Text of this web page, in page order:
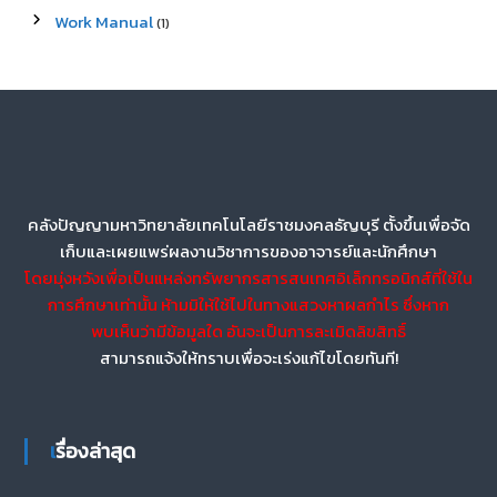
Work Manual(1)
คลังปัญญามหาวิทยาลัยเทคโนโลยีราชมงคลธัญบุรี ตั้งขึ้นเพื่อจัด
เก็บและเผยแพร่ผลงานวิชาการของอาจารย์และนักศึกษา
โดยมุ่งหวังเพื่อเป็นแหล่งทรัพยากรสารสนเทศอิเล็กทรอนิกส์ที่ใช้ใน
การศึกษาเท่านั้น ห้ามมิให้ใช้ไปในทางแสวงหาผลกำไร ซึ่งหาก
พบเห็นว่ามีข้อมูลใด อันจะเป็นการละเมิดลิขสิทธิ์
สามารถแจ้งให้ทราบเพื่อจะเร่งแก้ไขโดยทันที!
เรื่องล่าสุด